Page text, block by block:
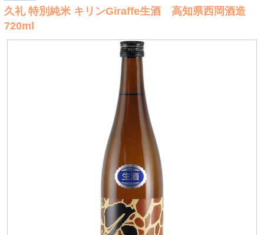
久礼 特別純米 キリンGiraffe生酒 高知県西岡酒造
720ml